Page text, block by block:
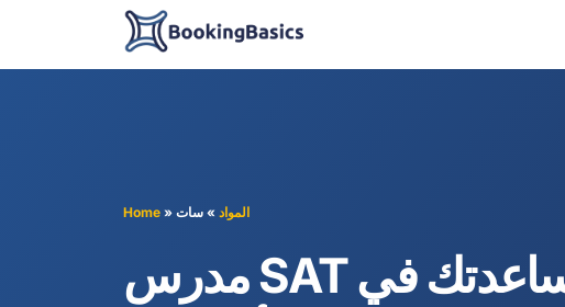
Home » المواد » سات
مدرس SAT خاص لمساعدتك في